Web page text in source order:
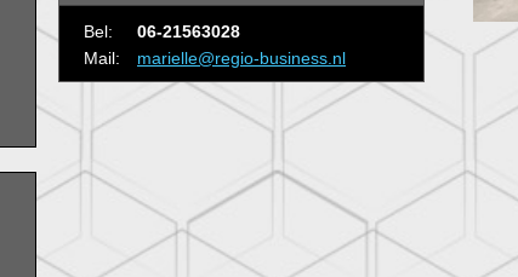
Bel:
06-21563028
Mail:
marielle@regio-business.nl